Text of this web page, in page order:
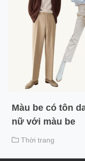
Màu be có tôn
nữ với màu be
Thời trang